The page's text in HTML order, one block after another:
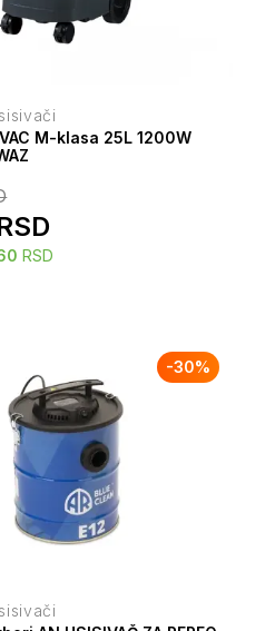
M-klasa 25L 1200W
RSD
-30%